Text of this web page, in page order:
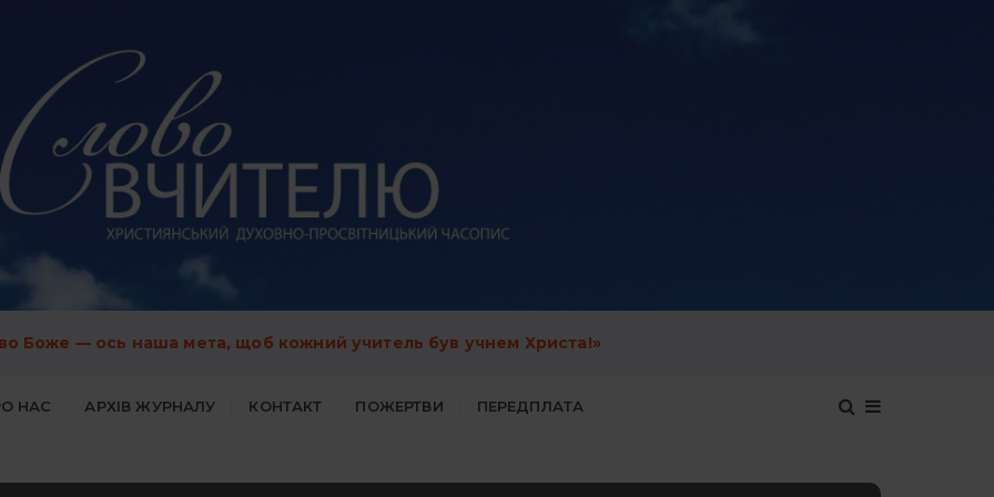
Боже — ось наша мета, щоб кожний учитель був учнем Христа!»
НАС АРХІВ ЖУРНАЛУ КОНТАКТ ПОЖЕРТВИ ПЕРЕДПЛАТА